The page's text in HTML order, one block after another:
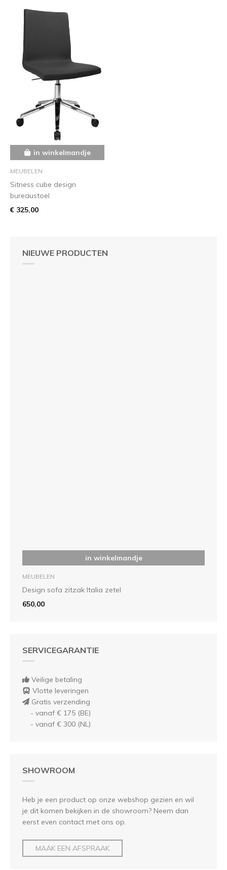
NIEUWE PRODUCTEN
in winkelmandje
MEUBELEN
Design sofa zitzak Italia zetel
650,00
SERVICEGARANTIE
Veilige betaling
Vlotte leveringen
Gratis verzending
- vanaf € 175 (BE)
- vanaf € 300 (NL)
SHOWROOM
Heb je een product op onze webshop gezien en wil
je dit komen bekijken in de showroom? Neem dan
eerst even contact met ons op.
MAAK EEN AFSPRAAK
in winkelmandje
MEUBELEN
Sitness cube design
bureaustoel
€ 325,00